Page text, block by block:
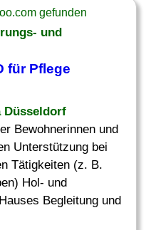
gefunden
und
für Pflege
Düsseldorf
Bewohnerinnen und
Unterstützung bei
Tätigkeiten (z. B.
Hol- und
Begleitung und